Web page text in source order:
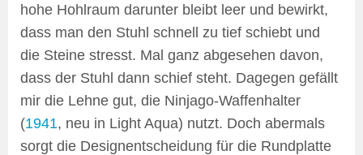
hohe Hohlraum darunter bleibt leer und bewirkt,
dass man den Stuhl schnell zu tief schiebt und
die Steine stresst. Mal ganz abgesehen davon,
dass der Stuhl dann schief steht. Dagegen gefällt
mir die Lehne gut, die Ninjago-Waffenhalter
(1941, neu in Light Aqua) nutzt. Doch abermals
sorgt die Designentscheidung für die Rundplatte